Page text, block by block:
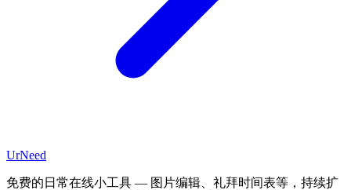
UrNeed
免费的日常在线小工具 — 图片编辑、礼拜时间表等，持续扩